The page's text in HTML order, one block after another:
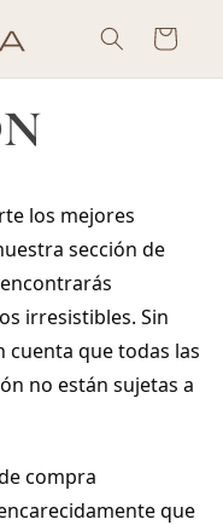
Carrito
los mejores
sección de
irresistibles. Sin
que todas las
no están sujetas a
compra
que